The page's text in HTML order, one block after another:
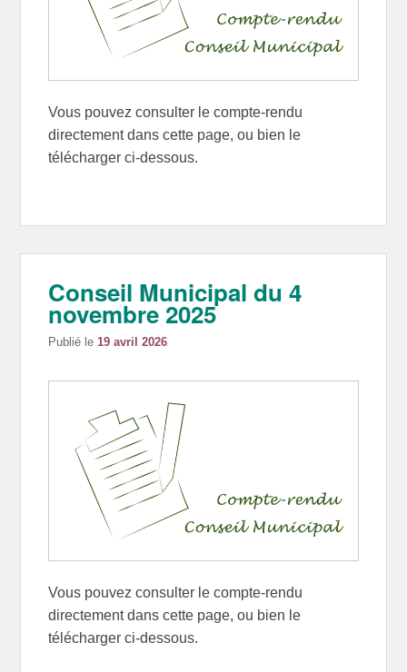
Vous pouvez consulter le compte-rendu
directement dans cette page, ou bien le
télécharger ci-dessous.
Conseil Municipal du 4
novembre 2025
Publié le 19 avril 2026
Vous pouvez consulter le compte-rendu
directement dans cette page, ou bien le
télécharger ci-dessous.